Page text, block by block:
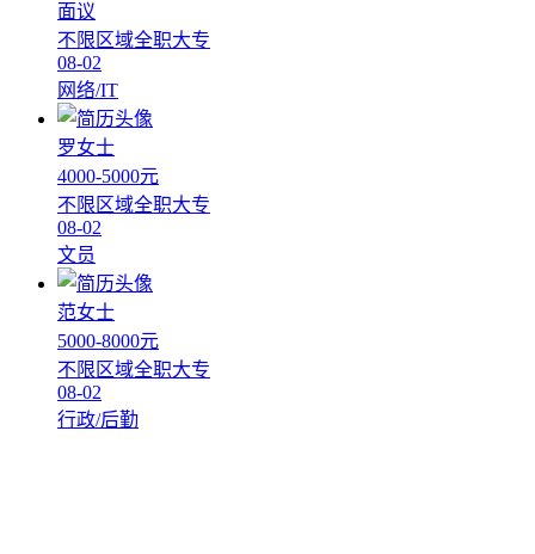
面议
不限区域全职大专
08-02
网络/IT
罗女士
4000-5000元
不限区域全职大专
08-02
文员
范女士
5000-8000元
不限区域全职大专
08-02
行政/后勤